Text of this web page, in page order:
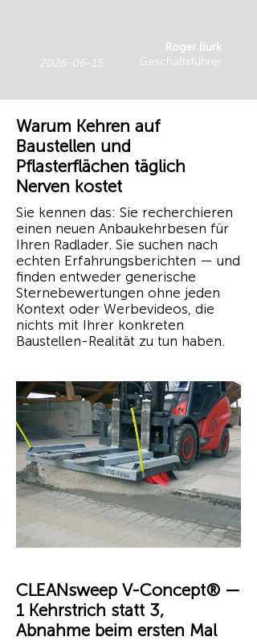
2026-06-15
Roger Burk
Geschäftsführer
Warum Kehren auf
Baustellen und
Pflasterflächen täglich
Nerven kostet
Sie kennen das: Sie recherchieren
einen neuen Anbaukehrbesen für
Ihren Radlader. Sie suchen nach
echten Erfahrungsberichten — und
finden entweder generische
Sternebewertungen ohne jeden
Kontext oder Werbevideos, die
nichts mit Ihrer konkreten
Baustellen-Realität zu tun haben.
CLEANsweep V-Concept® —
1 Kehrstrich statt 3,
Abnahme beim ersten Mal